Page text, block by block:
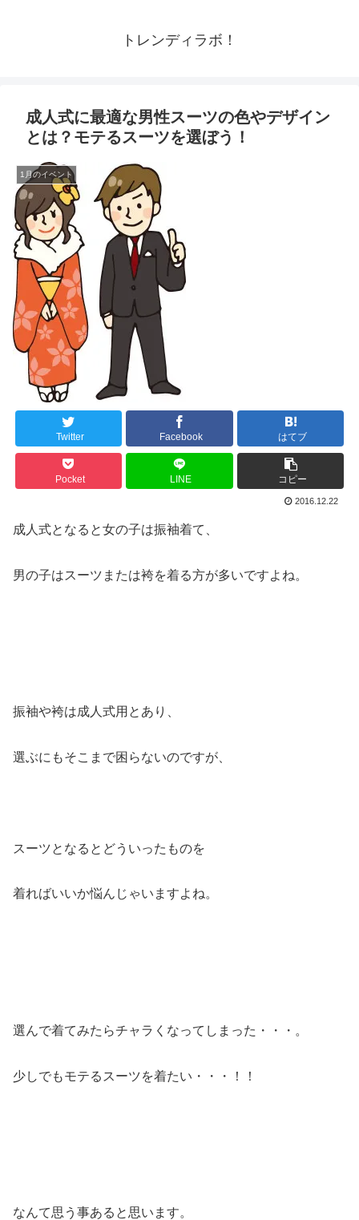
トレンディラボ！
成人式に最適な男性スーツの色やデザイン
とは？モテるスーツを選ぼう！
1月のイベント
Twitter Facebook はてブ
Pocket LINE コピー
2016.12.22
成人式となると女の子は振袖着て、
男の子はスーツまたは袴を着る方が多いですよね。
振袖や袴は成人式用とあり、
選ぶにもそこまで困らないのですが、
スーツとなるとどういったものを
着ればいいか悩んじゃいますよね。
選んで着てみたらチャラくなってしまった・・・。
少しでもモテるスーツを着たい・・・！！
なんて思う事あると思います。